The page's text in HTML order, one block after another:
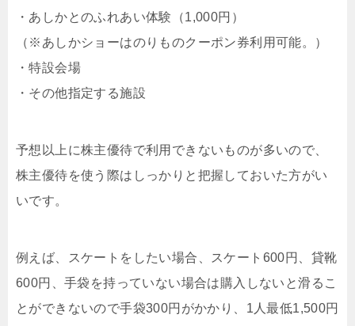
・あしかとのふれあい体験（1,000円）
（※あしかショーはのりものクーポン券利用可能。）
・特設会場
・その他指定する施設
予想以上に株主優待で利用できないものが多いので、
株主優待を使う際はしっかりと把握しておいた方がい
いです。
例えば、スケートをしたい場合、スケート600円、 貸靴
600円、手袋を持っていない場合は購入しないと滑るこ
とができないので手袋300円がかかり、1人最低1,500円